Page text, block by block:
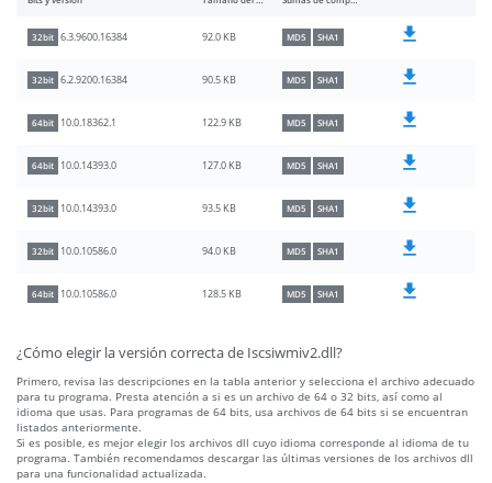
32bit 6.3.9600.16384 92.0 KB MD5 SHA1
32bit 6.2.9200.16384 90.5 KB MD5 SHA1
64bit 10.0.18362.1 122.9 KB MD5 SHA1
64bit 10.0.14393.0 127.0 KB MD5 SHA1
32bit 10.0.14393.0 93.5 KB MD5 SHA1
32bit 10.0.10586.0 94.0 KB MD5 SHA1
64bit 10.0.10586.0 128.5 KB MD5 SHA1
¿Cómo elegir la versión correcta de Iscsiwmiv2.dll?
Primero, revisa las descripciones en la tabla anterior y selecciona el archivo adecuado
para tu programa. Presta atención a si es un archivo de 64 o 32 bits, así como al
idioma que usas. Para programas de 64 bits, usa archivos de 64 bits si se encuentran
listados anteriormente.
Si es posible, es mejor elegir los archivos dll cuyo idioma corresponde al idioma de tu
programa. También recomendamos descargar las últimas versiones de los archivos dll
para una funcionalidad actualizada.